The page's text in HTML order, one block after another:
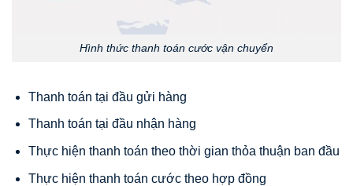
Hình thức thanh toán cước vận chuyển
Thanh toán tại đầu gửi hàng
Thanh toán tại đầu nhận hàng
Thực hiện thanh toán theo thời gian thỏa thuận ban đầu
Thực hiện thanh toán cước theo hợp đồng